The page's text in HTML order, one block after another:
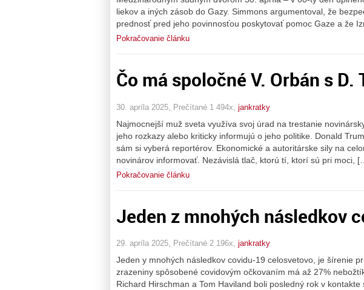
liekov a iných zásob do Gazy. Simmons argumentoval, že
prednosť pred jeho povinnosťou poskytovať pomoc Gaze a že
Pokračovanie článku
Čo má spoločné V. Orbán s D.
30. apríla 2025, Prečítané 1 494x, jankratky
Najmocnejší muž sveta využíva svoj úrad na trestanie
jeho rozkazy alebo kriticky informujú o jeho politike. Donald
sám si vyberá reportérov. Ekonomické a autoritárske sily na
novinárov informovať. Nezávislá tlač, ktorú tí, ktorí sú pri moci,
Pokračovanie článku
Jeden z mnohých následkov
29. apríla 2025, Prečítané 2 196x, jankratky
Jeden y mnohých následkov covidu-19 celosvetovo, je šírenie
zrazeniny spôsobené covidovým očkovaním má až 27%
Richard Hirschman a Tom Haviland boli posledný rok v